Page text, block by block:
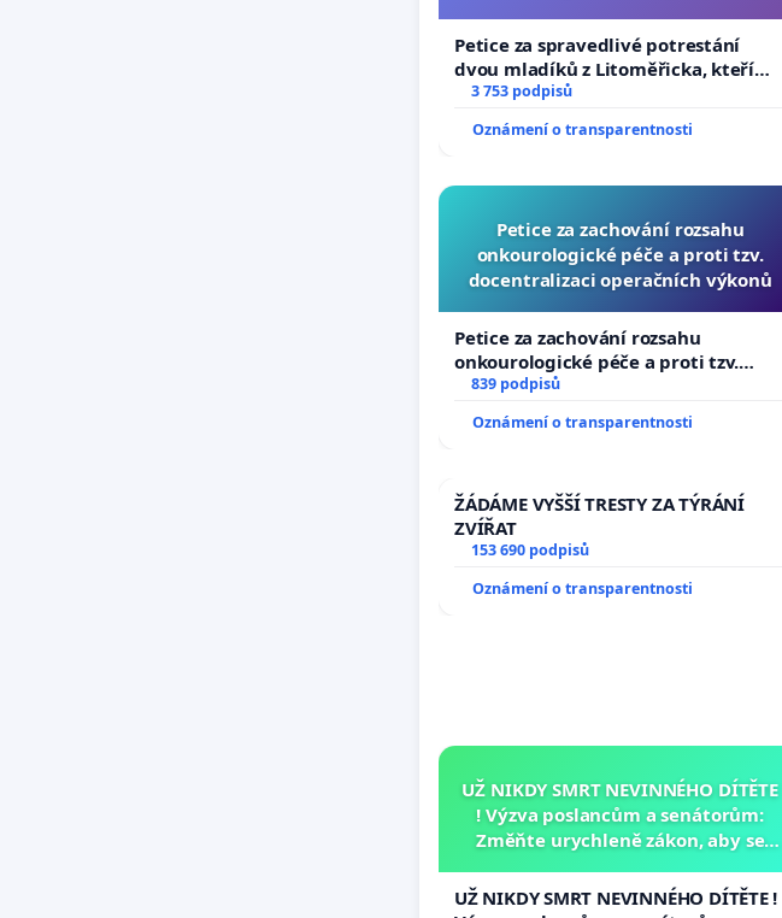
Petice za spravedlivé potrestání
dvou mladíků z Litoměřicka, kteří
dali kočku 😿 do sušičky, zapnuli ji a
3 753 podpisů
Oznámení o transparentnosti
Petice za zachování rozsahu
onkourologické péče a proti tzv.
docentralizaci operačních výkonů
Petice za zachování rozsahu
onkourologické péče a proti tzv.
docentralizaci operačních výkonů
839 podpisů
Oznámení o transparentnosti
ŽÁDÁME VYŠŠÍ TRESTY ZA TÝRÁNÍ
ZVÍŘAT
153 690 podpisů
Oznámení o transparentnosti
UŽ NIKDY SMRT NEVINNÉHO DÍTĚTE
! Výzva poslancům a senátorům:
Změňte urychleně zákon, aby se
opakovat!
UŽ NIKDY SMRT NEVINNÉHO DÍTĚTE !